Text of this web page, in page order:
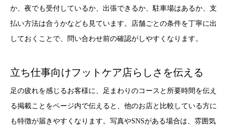
か、夜でも受付しているか、出張できるか、駐車場はあるか、支
払い方法は合うかなども見ています。店舗ごとの条件を丁寧に出
しておくことで、問い合わせ前の確認がしやすくなります。
立ち仕事向けフットケア店らしさを伝える
足の疲れを感じるお客様に、足まわりのコースと所要時間を伝え
る掲載ことをページ内で伝えると、他のお店と比較している方に
も特徴が届きやすくなります。写真やSNSがある場合は、雰囲気